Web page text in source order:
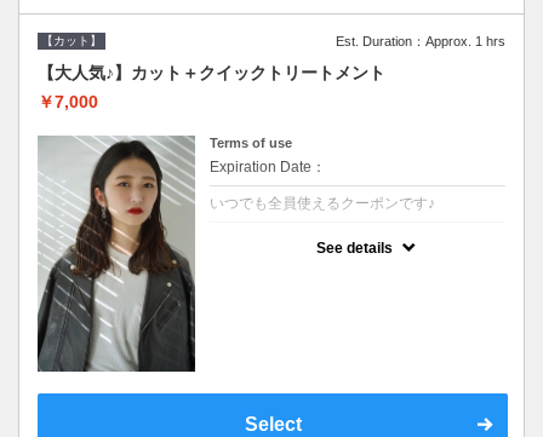
【カット】 Est. Duration：Approx. 1 hrs
【大人気♪】カット＋クイックトリートメント
￥7,000
Terms of use
Expiration Date：
いつでも全員使えるクーポンです♪
See details
Select